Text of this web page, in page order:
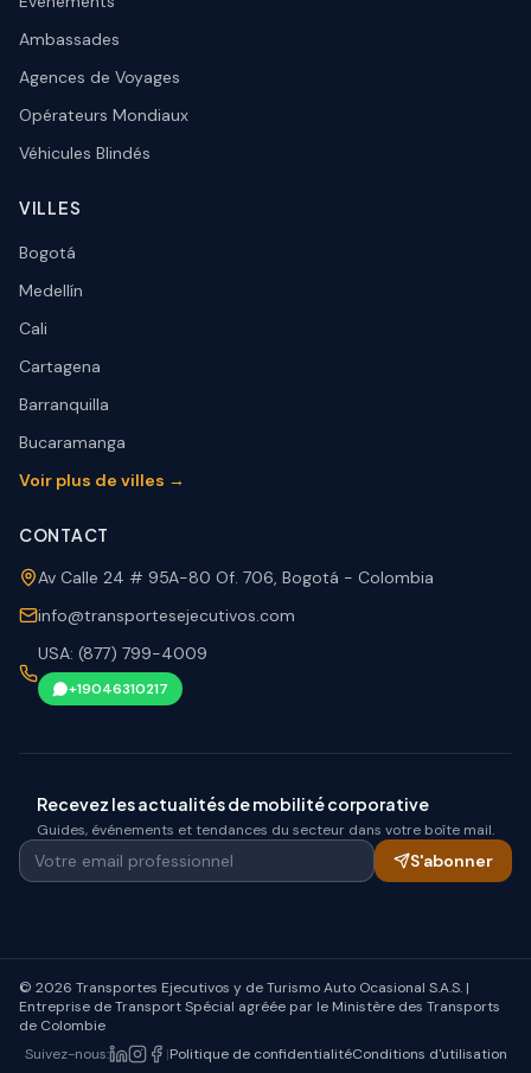
Ambassades
Agences de Voyages
Opérateurs Mondiaux
Véhicules Blindés
VILLES
Bogotá
Medellín
Cali
Cartagena
Barranquilla
Bucaramanga
Voir plus de villes →
CONTACT
Av Calle 24 # 95A-80 Of. 706, Bogotá - Colombia
info@transportesejecutivos.com
USA: (877) 799-4009
+19046310217
Recevez les actualités de mobilité corporative
Guides, événements et tendances du secteur dans votre boîte mail.
Votre email professionnel S'abonner
© 2026 Transportes Ejecutivos y de Turismo Auto Ocasional S.A.S. |
Entreprise de Transport Spécial agréée par le Ministère des Transports
de Colombie
Suivez-nous: |Politique de confidentialitéConditions d'utilisation